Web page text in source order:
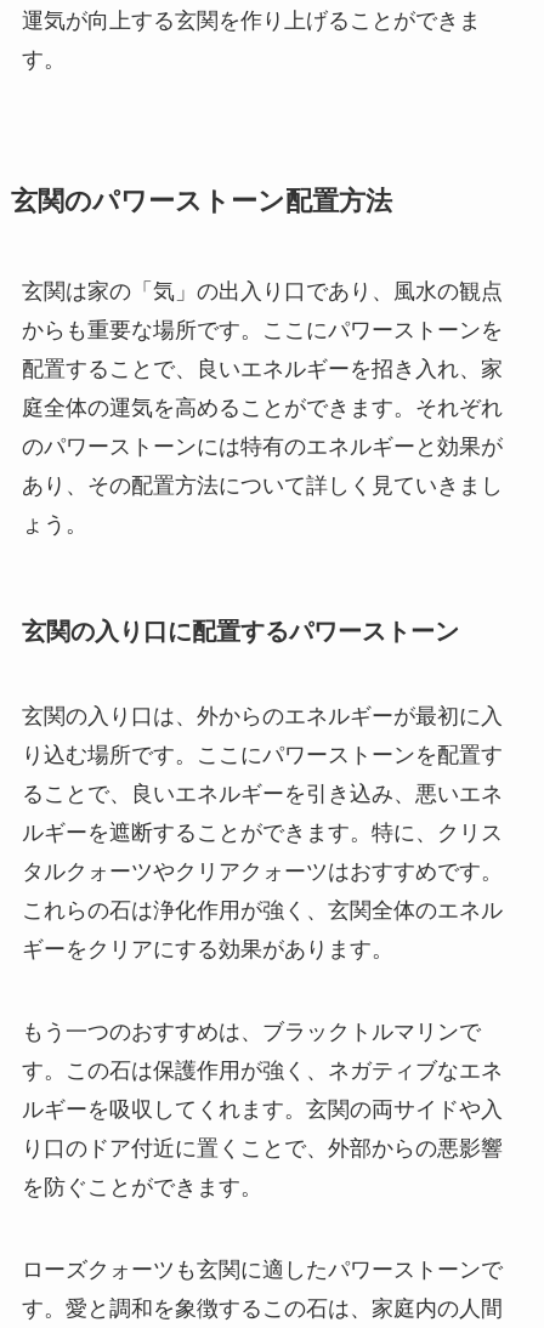
運気が向上する玄関を作り上げることができま
す。
玄関のパワーストーン配置方法
玄関は家の「気」の出入り口であり、風水の観点
からも重要な場所です。ここにパワーストーンを
配置することで、良いエネルギーを招き入れ、家
庭全体の運気を高めることができます。それぞれ
のパワーストーンには特有のエネルギーと効果が
あり、その配置方法について詳しく見ていきまし
ょう。
玄関の入り口に配置するパワーストーン
玄関の入り口は、外からのエネルギーが最初に入
り込む場所です。ここにパワーストーンを配置す
ることで、良いエネルギーを引き込み、悪いエネ
ルギーを遮断することができます。特に、クリス
タルクォーツやクリアクォーツはおすすめです。
これらの石は浄化作用が強く、玄関全体のエネル
ギーをクリアにする効果があります。
もう一つのおすすめは、ブラックトルマリンで
す。この石は保護作用が強く、ネガティブなエネ
ルギーを吸収してくれます。玄関の両サイドや入
り口のドア付近に置くことで、外部からの悪影響
を防ぐことができます。
ローズクォーツも玄関に適したパワーストーンで
す。愛と調和を象徴するこの石は、家庭内の人間